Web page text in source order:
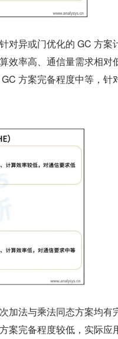
对异或门优化的 GC 方案
效率高、通信量需求相对
方案完备程度中等，针
加法与乘法同态方案均有
案完备程度较低，实际应